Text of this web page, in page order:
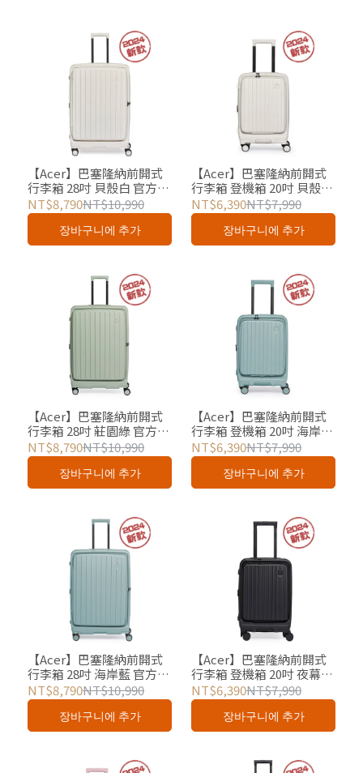
【Acer】巴塞隆納前開式
行李箱 28吋 貝殼白 官方授
權
NT$8,790NT$10,990
장바구니에 추가
【Acer】巴塞隆納前開式
行李箱 登機箱 20吋 貝殼白
官方授權
NT$6,390NT$7,990
장바구니에 추가
【Acer】巴塞隆納前開式
行李箱 28吋 莊園綠 官方授
權
NT$8,790NT$10,990
장바구니에 추가
【Acer】巴塞隆納前開式
行李箱 登機箱 20吋 海岸藍
官方授權
NT$6,390NT$7,990
장바구니에 추가
【Acer】巴塞隆納前開式
行李箱 28吋 海岸藍 官方授
權
NT$8,790NT$10,990
장바구니에 추가
【Acer】巴塞隆納前開式
行李箱 登機箱 20吋 夜幕黑
官方授權
NT$6,390NT$7,990
장바구니에 추가